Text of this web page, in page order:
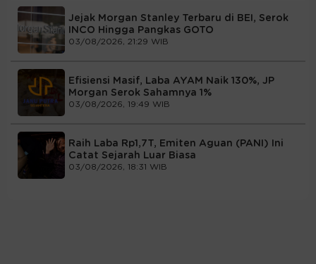
Jejak Morgan Stanley Terbaru di BEI, Serok
INCO Hingga Pangkas GOTO
03/08/2026, 21:29 WIB
Efisiensi Masif, Laba AYAM Naik 130%, JP
Morgan Serok Sahamnya 1%
03/08/2026, 19:49 WIB
Raih Laba Rp1,7T, Emiten Aguan (PANI) Ini
Catat Sejarah Luar Biasa
03/08/2026, 18:31 WIB